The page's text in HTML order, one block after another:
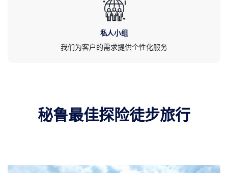
私人小组
我们为客户的需求提供个性化服务
秘鲁最佳探险徒步旅行